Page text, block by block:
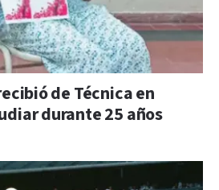
de Técnica en
durante 25 años